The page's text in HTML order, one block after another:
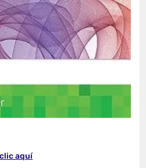
aquí